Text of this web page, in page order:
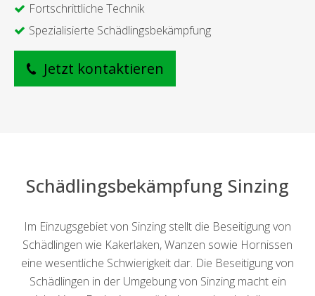
Fortschrittliche Technik
Spezialisierte Schädlingsbekämpfung
Jetzt kontaktieren
Schädlingsbekämpfung Sinzing
Im Einzugsgebiet von Sinzing stellt die Beseitigung von
Schädlingen wie Kakerlaken, Wanzen sowie Hornissen
eine wesentliche Schwierigkeit dar. Die Beseitigung von
Schädlingen in der Umgebung von Sinzing macht ein